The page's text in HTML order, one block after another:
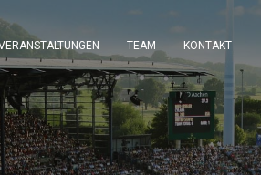
TEAM KONTAKT